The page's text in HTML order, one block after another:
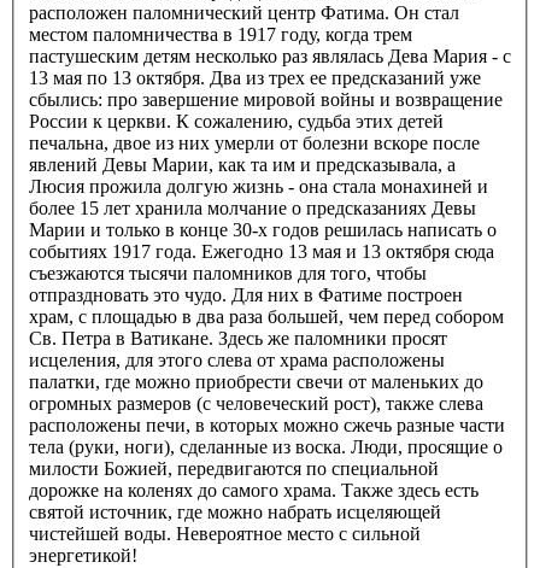
расположен паломнический центр Фатима. Он стал
местом паломничества в 1917 году, когда трем
пастушеским детям несколько раз являлась Дева Мария - с
13 мая по 13 октября. Два из трех ее предсказаний уже
сбылись: про завершение мировой войны и возвращение
России к церкви. К сожалению, судьба этих детей
печальна, двое из них умерли от болезни вскоре после
явлений Девы Марии, как та им и предсказывала, а
Люсия прожила долгую жизнь - она стала монахиней и
более 15 лет хранила молчание о предсказаниях Девы
Марии и только в конце 30-х годов решилась написать о
событиях 1917 года. Ежегодно 13 мая и 13 октября сюда
съезжаются тысячи паломников для того, чтобы
отпраздновать это чудо. Для них в Фатиме построен
храм, с площадью в два раза большей, чем перед собором
Св. Петра в Ватикане. Здесь же паломники просят
исцеления, для этого слева от храма расположены
палатки, где можно приобрести свечи от маленьких до
огромных размеров (с человеческий рост), также слева
расположены печи, в которых можно сжечь разные части
тела (руки, ноги), сделанные из воска. Люди, просящие о
милости Божией, передвигаются по специальной
дорожке на коленях до самого храма. Также здесь есть
святой источник, где можно набрать исцеляющей
чистейшей воды. Невероятное место с сильной
энергетикой!